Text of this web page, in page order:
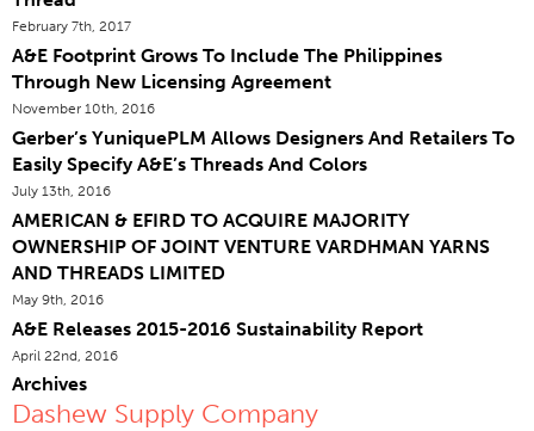
Certifications
Sites Dans Le Monde
Produits & Marques
Vue D'ensemble
Fil À Coudre Industrielle
Marque
Construction Discussion
Application
Fil À Broder
Marque
February 7th, 2017
A&E Footprint Grows To Include The Philippines
Through New Licensing Agreement
November 10th, 2016
Gerber’s YuniquePLM Allows Designers And Retailers To
Easily Specify A&E’s Threads And Colors
July 13th, 2016
AMERICAN & EFIRD TO ACQUIRE MAJORITY
OWNERSHIP OF JOINT VENTURE VARDHMAN YARNS
AND THREADS LIMITED
May 9th, 2016
A&E Releases 2015-2016 Sustainability Report
April 22nd, 2016
Archives
Dashew Supply Company